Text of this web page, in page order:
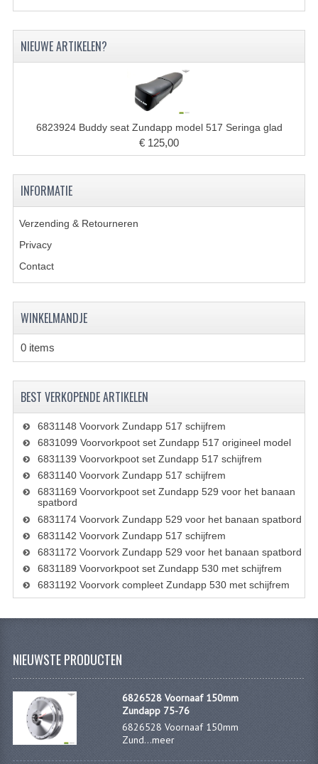
CARBURATEURS EN SPROEIERS
SPROEIERSET BING 26MM
SPROEIERSET BING KLEIN 44-021
SPROEIERSET BING KLEIN NT 44-031
SPROEIERSET BING ZESKANT 44-051
CILINDERKOPPEN
ZUIGERS EN ZUIGERVEREN
FILTERS EN TRECHTERS
KETTINGEN
KRUKASSEN
LAGERS EN KEERRINGEN
KEERRINGSETS
ONTSTEKINGSDELEN
BOUGIE EN BOUGIEDOP
ELECTRONISCHE ONTSTEKING
SPRUITSTUKKEN EN RUBBERS
TANDWIELEN
NIEUWE ARTIKELEN?
6823924 Buddy seat Zundapp model 517 Seringa glad
€ 125,00
INFORMATIE
Verzending & Retourneren
Privacy
Contact
WINKELMANDJE
0 items
BEST VERKOPENDE ARTIKELEN
6831148 Voorvork Zundapp 517 schijfrem
6831099 Voorvorkpoot set Zundapp 517 origineel model
6831139 Voorvorkpoot set Zundapp 517 schijfrem
6831140 Voorvork Zundapp 517 schijfrem
6831169 Voorvorkpoot set Zundapp 529 voor het banaan
spatbord
6831174 Voorvork Zundapp 529 voor het banaan spatbord
6831142 Voorvork Zundapp 517 schijfrem
6831172 Voorvork Zundapp 529 voor het banaan spatbord
6831189 Voorvorkpoot set Zundapp 530 met schijfrem
6831192 Voorvork compleet Zundapp 530 met schijfrem
NIEUWSTE PRODUCTEN
6826528 Voornaaf 150mm
Zundapp 75-76
6826528 Voornaaf 150mm
Zund...meer